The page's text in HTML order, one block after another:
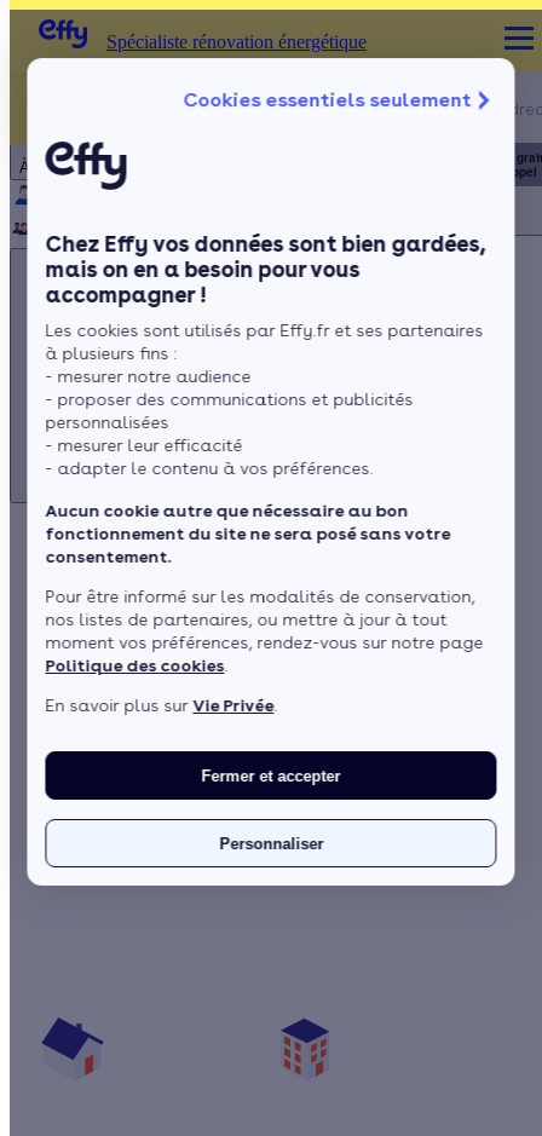
Cookies essentiels seulement
Chez Effy vos données sont bien gardées,
mais on en a besoin pour vous
accompagner !
Les cookies sont utilisés par Effy.fr et ses partenaires
à plusieurs fins :
- mesurer notre audience
- proposer des communications et publicités
personnalisées
- mesurer leur efficacité
- adapter le contenu à vos préférences.
Aucun cookie autre que nécessaire au bon
fonctionnement du site ne sera posé sans votre
consentement.
Pour être informé sur les modalités de conservation,
nos listes de partenaires, ou mettre à jour à tout
moment vos préférences, rendez-vous sur notre page
Politique des cookies.
En savoir plus surVie Privée.
Fermer et accepter
Personnaliser
À propos
Notre équipe
Rejoignez-nous Presse
Spécialiste rénovation énergétique
Appelez-nous !
du lundi au
Service
+ prix appel
Appelez-nous !
du lundi au vendredi - 8h à 19h
3456
Service gratuit
+ prix appel
Spécialiste rénovation énergétique
Chauffe-eau solaire : produisez votre eau chaude avec l’énergie
gratuite du soleil